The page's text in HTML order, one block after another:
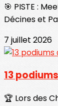
🎯 PISTE :
Décines et
7 juillet 2026
13
🏆 Lors des